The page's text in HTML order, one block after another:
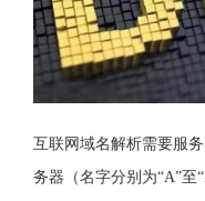
互联网域名解析需要服
务器（名字分别为“A”至